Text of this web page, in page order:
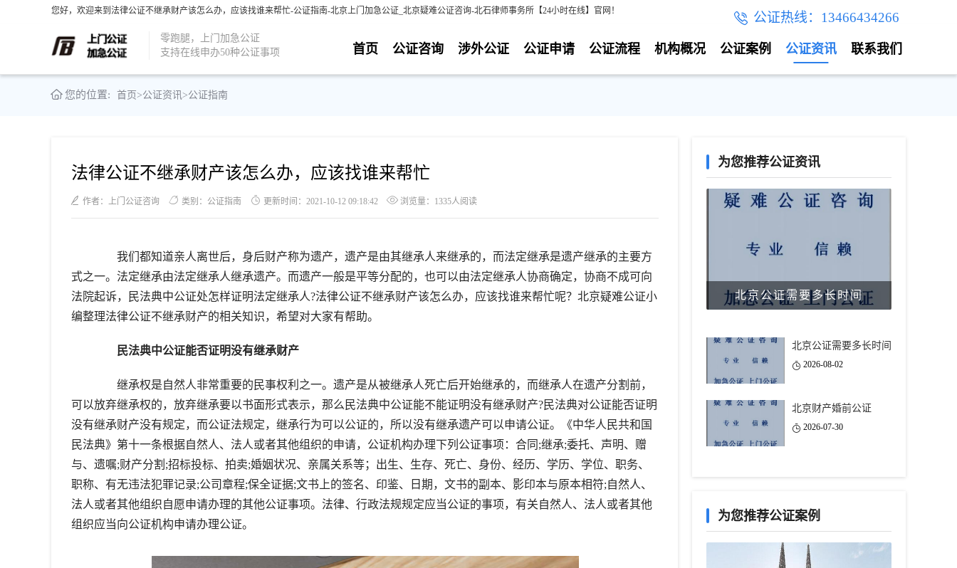
您好，欢迎来到法律公证不继承财产该怎么办，应该找谁来帮忙-公证指南-北京上门加急公证_北京疑难公证咨询-北石律师事务所【24小时在线】官网！ 公证热线：13466434266
零跑腿，上门加急公证
支持在线申办50种公证事项
联系我们
公证资讯
公证案例
机构概况
公证流程
公证申请
涉外公证
公证咨询
首页
您的位置: 首页>公证资讯>公证指南
法律公证不继承财产该怎么办，应该找谁来帮忙
作者：上门公证咨询 类别：公证指南 更新时间：2021-10-12 09:18:42 浏览量：1335人阅读
我们都知道亲人离世后，身后财产称为遗产，遗产是由其继承人来继承的，而法定继承是遗产继承的主要方
式之一。法定继承由法定继承人继承遗产。而遗产一般是平等分配的，也可以由法定继承人协商确定，协商不成可向
法院起诉，民法典中公证处怎样证明法定继承人?法律公证不继承财产该怎么办，应该找谁来帮忙呢？北京疑难公证小
编整理法律公证不继承财产的相关知识，希望对大家有帮助。
民法典中公证能否证明没有继承财产
继承权是自然人非常重要的民事权利之一。遗产是从被继承人死亡后开始继承的，而继承人在遗产分割前，
可以放弃继承权的，放弃继承要以书面形式表示，那么民法典中公证能不能证明没有继承财产?民法典对公证能否证明
没有继承财产没有规定，而公证法规定，继承行为可以公证的，所以没有继承遗产可以申请公证。《中华人民共和国
民法典》第十一条根据自然人、法人或者其他组织的申请，公证机构办理下列公证事项：合同;继承;委托、声明、赠
与、遗嘱;财产分割;招标投标、拍卖;婚姻状况、亲属关系等；出生、生存、死亡、身份、经历、学历、学位、职务、
职称、有无违法犯罪记录;公司章程;保全证据;文书上的签名、印鉴、日期，文书的副本、影印本与原本相符;自然人、
法人或者其他组织自愿申请办理的其他公证事项。法律、行政法规规定应当公证的事项，有关自然人、法人或者其他
组织应当向公证机构申请办理公证。
为您推荐公证资讯
北京公证需要多长时间
北京公证需要多长时间
2026-08-02
北京财产婚前公证
2026-07-30
为您推荐公证案例